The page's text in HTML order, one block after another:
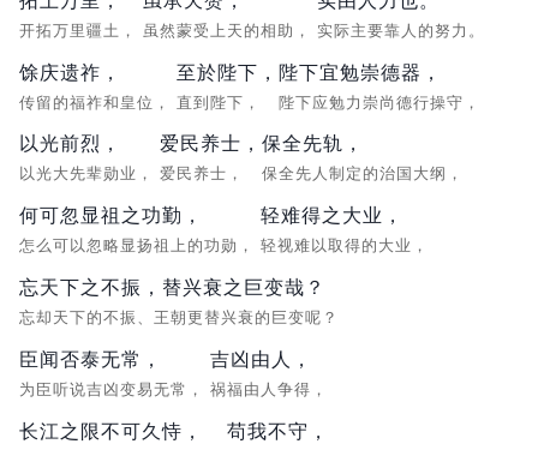
开拓万里疆土， 虽然蒙受上天的相助， 实际主要靠人的努力。
馀庆遗祚，
传留的福祚和皇位，
至於陛下，
直到陛下，
陛下宜勉崇德器，
陛下应勉力崇尚德行操守，
以光前烈，
以光大先辈勋业，
爱民养士，
爱民养士，
保全先轨，
保全先人制定的治国大纲，
何可忽显祖之功勤，
怎么可以忽略显扬祖上的功勋，
轻难得之大业，
轻视难以取得的大业，
忘天下之不振，替兴衰之巨变哉？
忘却天下的不振、王朝更替兴衰的巨变呢？
臣闻否泰无常，
为臣听说吉凶变易无常，
吉凶由人，
祸福由人争得，
长江之限不可久恃， 苟我不守，